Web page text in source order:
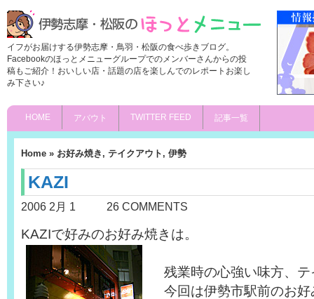
イフがお届けする伊勢志摩・鳥羽・松阪の食べ歩きブログ。
Facebookのほっとメニューグループでのメンバーさんからの投
稿もご紹介！おいしい店・話題の店を楽しんでのレポートお楽し
み下さい♪
HOME アバウト TWITTER FEED 記事一覧
Home » お好み焼き , テイクアウト , 伊勢
KAZI
2006 2月 1 26 COMMENTS
KAZIで好みのお好み焼きは。
残業時の心強い味方、テ
今回は伊勢市駅前のお好